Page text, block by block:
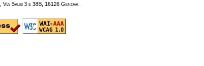
, Via Balbi 3 e 38B, 16126 Genova.